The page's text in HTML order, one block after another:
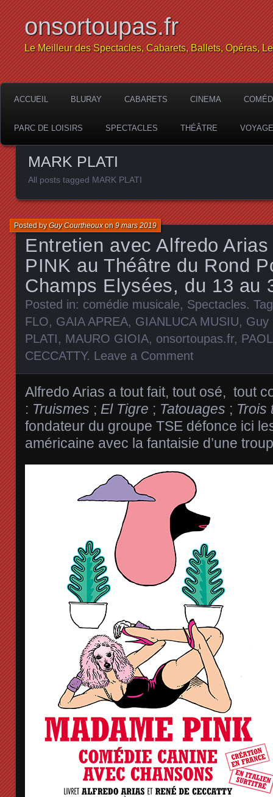
onsortoupas.fr
Le Meilleur des Spectacles, Cabarets, Ballets, Opéras,
ACCUEIL BLURAY CABARETS CINEMA
PARC DE LOISIRS SPECTACLES THÉÂTRE
MARK PLATI
All posts tagged MARK PLATI
Entretien avec Alfredo
PINK au Théâtre du Rond
Champs Elysées, du 13 au
Posted byGuy Courtheouxon9 mars 2019
Posted in: comédie musicale, Spectacles.
FLO, GAIA APREA, GIANLUCA MUSIU, Guy
PLATI, MAURO GIOIA, onsortoupas.fr,
CECCATTY. Leave a Comment
Alfredo Arias a tout fait, tout osé, tout
: Truismes ; El Tigre ; Tatouages ; Trois
fondateur du groupe TSE défonce ici
américaine avec la fantaisie d’une